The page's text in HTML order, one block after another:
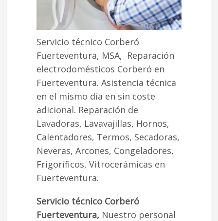
Servicio técnico Corberó
Fuerteventura, MSA, Reparación
electrodomésticos Corberó en
Fuerteventura. Asistencia técnica
en el mismo día en sin coste
adicional. Reparación de
Lavadoras, Lavavajillas, Hornos,
Calentadores, Termos, Secadoras,
Neveras, Arcones, Congeladores,
Frigoríficos, Vitrocerámicas en
Fuerteventura.
Servicio técnico Corberó
Fuerteventura, Nuestro personal